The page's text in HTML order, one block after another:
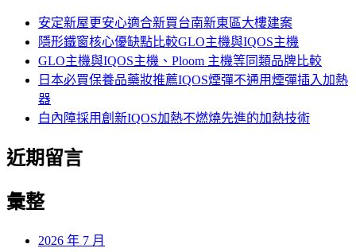
安定新屋更安心適合新買台南新東區大樓建案
隱形鐵窗核心優缺點比較GLO主機與IQOS主機
GLO主機與IQOS主機、Ploom 主機等同類品牌比較
日本必買保養品藥妝推薦IQOS煙彈不通用煙彈插入加熱
器
白內障採用創新IQOS加熱不燃燒先進的加熱技術
近期留言
彙整
2026 年 7 月